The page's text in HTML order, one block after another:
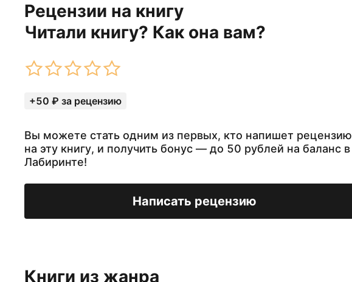
Рецензии на книгу
Читали книгу? Как она вам?
+50 ₽ за рецензию
Вы можете стать одним из первых, кто напишет рецензию
на эту книгу, и получить бонус — до 50 рублей на баланс в
Лабиринте!
Написать рецензию
Книги из жанра